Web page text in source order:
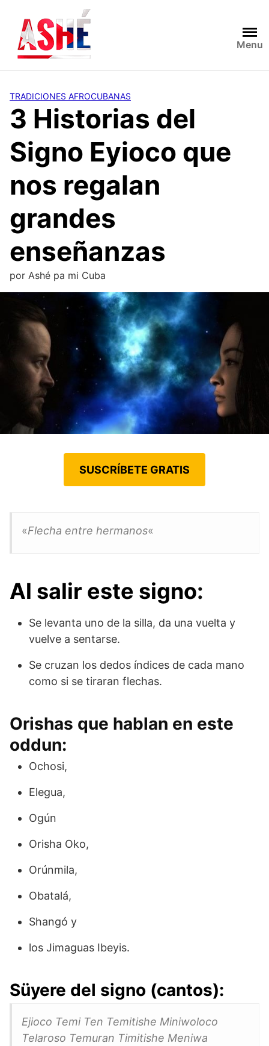
contenido
Menu
TRADICIONES AFROCUBANAS
3 Historias del
Signo Eyioco que
nos regalan
grandes
enseñanzas
por Ashé pa mi Cuba
SUSCRÍBETE GRATIS
«Flecha entre hermanos«
Al salir este signo:
Se levanta uno de la silla, da una vuelta y
vuelve a sentarse.
Se cruzan los dedos índices de cada mano
como si se tiraran flechas.
Orishas que hablan en este
oddun:
Ochosi,
Elegua,
Ogún
Orisha Oko,
Orúnmila,
Obatalá,
Shangó y
los Jimaguas Ibeyis.
Süyere del signo (cantos):
Ejioco Temi Ten Temitishe Miniwoloco
Telaroso Temuran Timitishe Meniwa